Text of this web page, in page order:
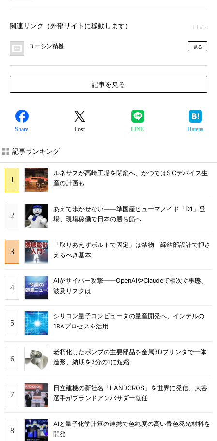
関連リンク（外部サイトに移動します） 1 links
ユーシン精機 見る
記事を見る
Share Post LINE Hatena
記事ランキング
ルネサスが高崎工場を閉鎖へ、かつてはSiCデバイス生
産の計画も
あえて歩かせない――準国産ヒューマノイド「D1」登
場、現場稼働で日本の勝ち筋へ
「取りあえずボルトで固定」は禁物 締結部設計で押さ
えるべき基本
AIがサイバー攻撃――OpenAIやClaudeで相次ぐ事態、
波及リスクは
シリコン量子コンピュータの量産開発へ、インテルの
18Aプロセスを活用
老朽化したポンプの主要部品を金属3Dプリンタで一体
造形、納期を3分の1に短縮
日立建機の新社名「LANDCROS」を世界に発信、大谷
選手がブランドアンバサダー就任
AIと量子化学計算の連携で色純度の高い青色発光材料を
開発